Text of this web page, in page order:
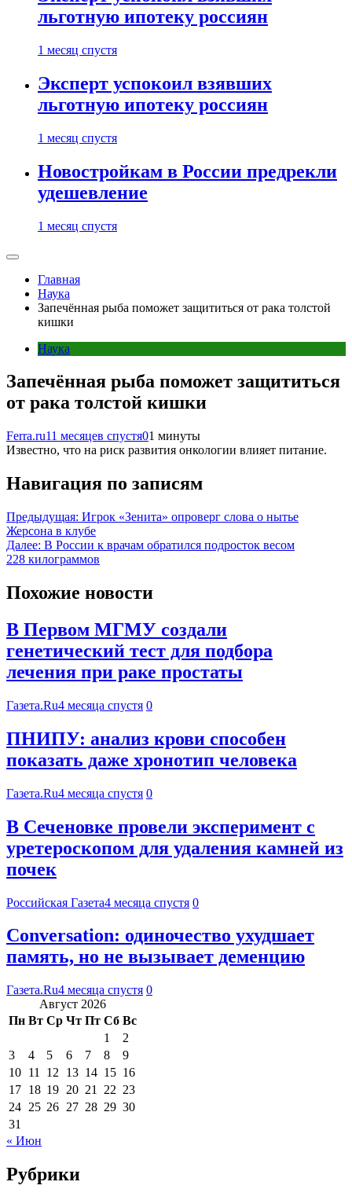
льготную ипотеку россиян
1 месяц спустя
Эксперт успокоил взявших
льготную ипотеку россиян
1 месяц спустя
Новостройкам в России предрекли
удешевление
1 месяц спустя
Главная
Наука
Запечённая рыба поможет защититься от рака толстой
кишки
Наука
Запечённая рыба поможет защититься
от рака толстой кишки
Ferra.ru11 месяцев спустя01 минуты
Известно, что на риск развития онкологии влияет питание.
Навигация по записям
Предыдущая: Игрок «Зенита» опроверг слова о нытье
Жерсона в клубе
Далее: В России к врачам обратился подросток весом
228 килограммов
Похожие новости
В Первом МГМУ создали
генетический тест для подбора
лечения при раке простаты
Газета.Ru4 месяца спустя 0
ПНИПУ: анализ крови способен
показать даже хронотип человека
Газета.Ru4 месяца спустя 0
В Сеченовке провели эксперимент с
уретероскопом для удаления камней из
почек
Российская Газета4 месяца спустя 0
Conversation: одиночество ухудшает
память, но не вызывает деменцию
Газета.Ru4 месяца спустя 0
Август 2026
Пн Вт Ср Чт Пт Сб Вс
1
2
3
4 5 6 7 8
9
10 11 12 13 14 15 16
17 18 19 20 21 22 23
24 25 26 27 28 29 30
31
« Июн
Рубрики